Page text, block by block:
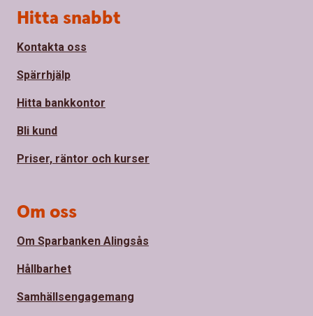
Sidfot
Hitta snabbt
Kontakta oss
Spärrhjälp
Hitta bankkontor
Bli kund
Priser, räntor och kurser
Om oss
Om Sparbanken Alingsås
Hållbarhet
Samhällsengagemang